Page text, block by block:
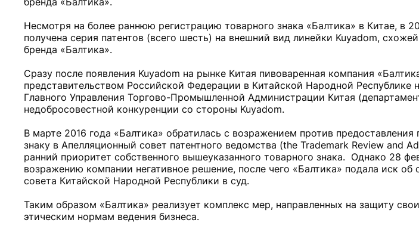
Несмотря на более раннюю регистрацию товарного знака «Балтика» в Китае, в
получена серия патентов (всего шесть) на внешний вид линейки Kuyadom,
бренда «Балтика».
Сразу после появления Kuyadom на рынке Китая пивоваренная компания
представительством Российской Федерации в Китайской Народной Республике
Главного Управления Торгово-Промышленной Администрации Китая
недобросовестной конкуренции со стороны Kuyadom.
В марте 2016 года «Балтика» обратилась с возражением против
знаку в Апелляционный совет патентного ведомства (the Trademark Review and
ранний приоритет собственного вышеуказанного товарного знака. Однако 28
возражению компании негативное решение, после чего «Балтика» подала иск
совета Китайской Народной Республики в суд.
Таким образом «Балтика» реализует комплекс мер, направленных на защиту
этическим нормам ведения бизнеса.